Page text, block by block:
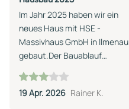
Im Jahr 2025 haben wir ein
neues Haus mit HSE -
Massivhaus GmbH in Ilmenau
gebaut.Der Bauablauf
Baugeschehen beteiligten
Handwerksunternehmen sehr
19 Apr. 2026 Rainer K.